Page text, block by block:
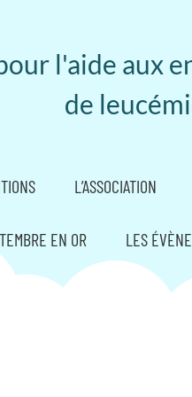
l'aide aux
de
L’ASSOCIATION
EN OR LES